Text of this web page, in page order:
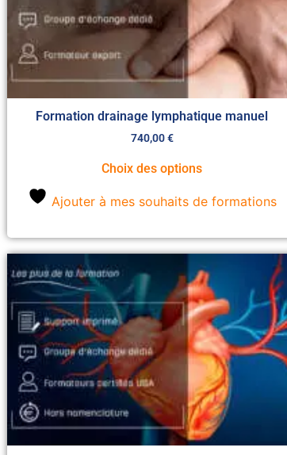
Formation drainage lymphatique manuel
740,00€
Choix des options
Ajouter à mes souhaits de formations